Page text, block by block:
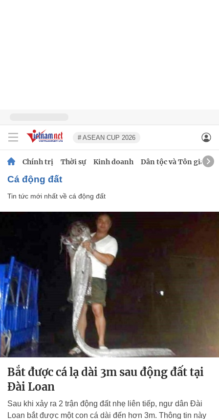
# ASEAN CUP 2026
Chính trị Thời sự Kinh doanh Dân tộc và Tôn giáo
cá động đất
Tin tức mới nhất về cá động đất
Bắt được cá lạ dài 3m sau động đất tại
Đài Loan
Sau khi xảy ra 2 trận động đất nhẹ liên tiếp, ngư dân Đài
Loan bắt được một con cá dài đến hơn 3m. Thông tin này